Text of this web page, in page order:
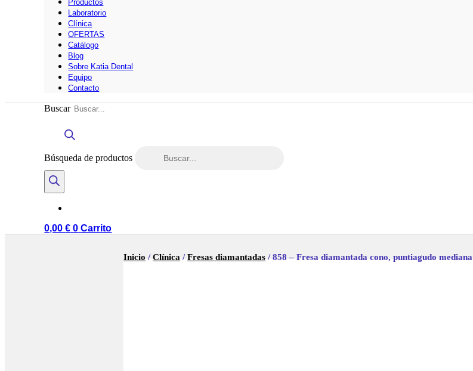
Productos
Laboratorio
Clínica
OFERTAS
Catálogo
Blog
Sobre Katia Dental
Equipo
Contacto
Buscar
Búsqueda de productos
0,00€ 0 Carrito
Inicio /Clínica /Fresas diamantadas / 858 – Fresa diamantada cono, puntiagudo mediana